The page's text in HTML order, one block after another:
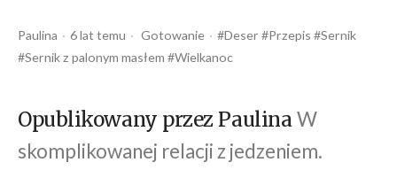
Opublikowany
przez
Paulina 6 lat temu
Opublikowany
w
Gotowanie Tagi:
Deser Przepis
Sernik
Sernik z palonym masłem
Wielkanoc
Opublikowany przez PaulinaW
skomplikowanej relacji z jedzeniem.